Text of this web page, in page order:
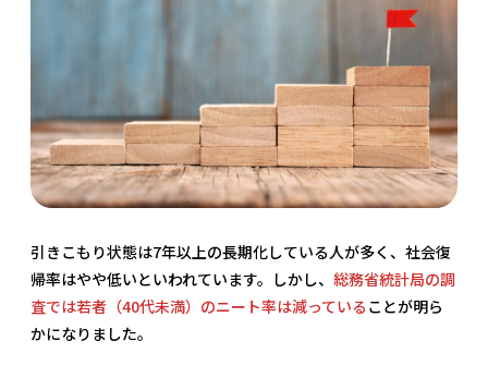
引きこもり状態は7年以上の長期化している人が多く、社会復
帰率はやや低いといわれています。しかし、 総務省統計局の調
査では若者（40代未満）のニート率は減っている ことが明ら
かになりました。